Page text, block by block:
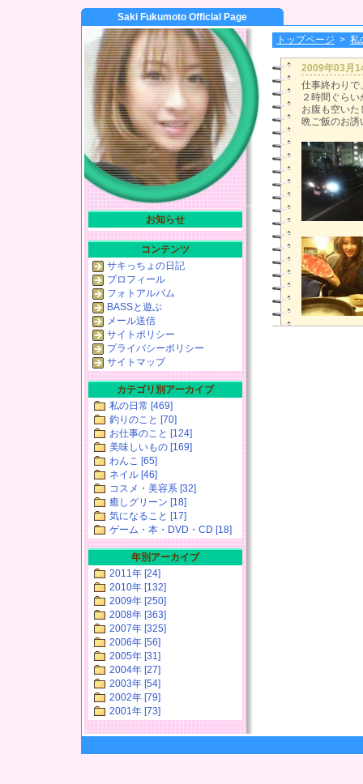
Saki Fukumoto Official Page
トップページ > 私
2009年03月
仕事終わりで
２時間ぐら
お腹も空い
晩ご飯のお誘
お知らせ
コンテンツ
サキっちょの日記
プロフィール
フォトアルバム
BASSと遊ぶ
メール送信
サイトポリシー
プライバシーポリシー
サイトマップ
カテゴリ別アーカイブ
私の日常 [469]
釣りのこと [70]
お仕事のこと [124]
美味しいもの [169]
わんこ [65]
ネイル [46]
コスメ・美容系 [32]
癒しグリーン [18]
気になること [17]
ゲーム・本・DVD・CD [18]
年別アーカイブ
2011年 [24]
2010年 [132]
2009年 [250]
2008年 [363]
2007年 [325]
2006年 [56]
2005年 [31]
2004年 [27]
2003年 [54]
2002年 [79]
2001年 [73]